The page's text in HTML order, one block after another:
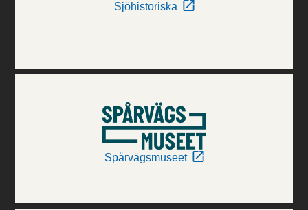
Sjöhistoriska
Spårvägsmuseet